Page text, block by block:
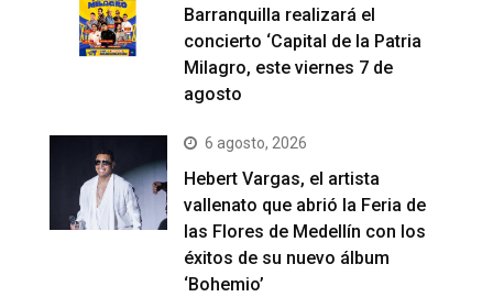
Barranquilla realizará el
concierto ‘Capital de la Patria
Milagro, este viernes 7 de
agosto
6 agosto, 2026
Hebert Vargas, el artista
vallenato que abrió la Feria de
las Flores de Medellín con los
éxitos de su nuevo álbum
‘Bohemio’